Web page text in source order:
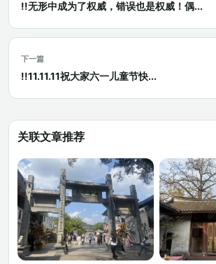
!!无形中成为了权威，错误也是权威！偶...
下一篇
!!11.11.11祝大家六一儿童节快...
关联文章推荐